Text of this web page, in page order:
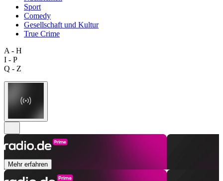
Sport
Comedy
Gesellschaft und Kultur
True Crime
A - H
I - P
Q - Z
Mehr erfahren